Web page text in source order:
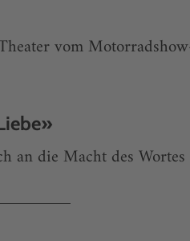
vom
an die Macht des Wortes